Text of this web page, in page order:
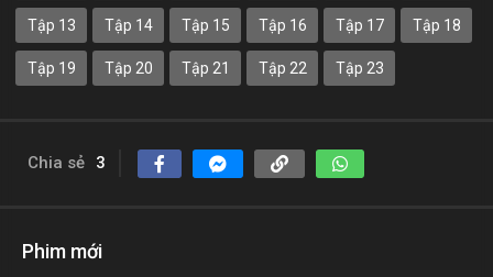
Tập 13 Tập 14 Tập 15 Tập 16 Tập 17 Tập 18
Tập 19 Tập 20 Tập 21 Tập 22 Tập 23
Chia sẻ 3
Phim mới